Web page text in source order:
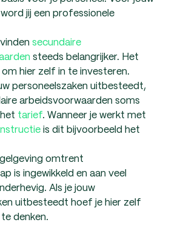
jij een professionele
secundaire
steeds belangrijker. Het
hier zelf in te investeren.
personeelszaken uitbesteedt,
arbeidsvoorwaarden soms
tarief. Wanneer je werkt met
is dit bijvoorbeeld het
omtrent
is ingewikkeld en aan veel
Als je jouw
uitbesteedt hoef je hier zelf
denken.